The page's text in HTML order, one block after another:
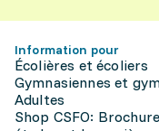
Information pour
Écolières et écoliers
Gymnasiennes et
Adultes
Shop CSFO: